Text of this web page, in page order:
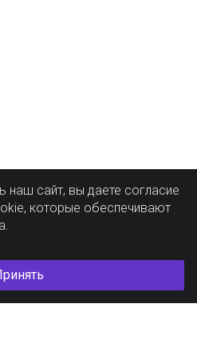
наш сайт, вы даете согласие
которые обеспечивают